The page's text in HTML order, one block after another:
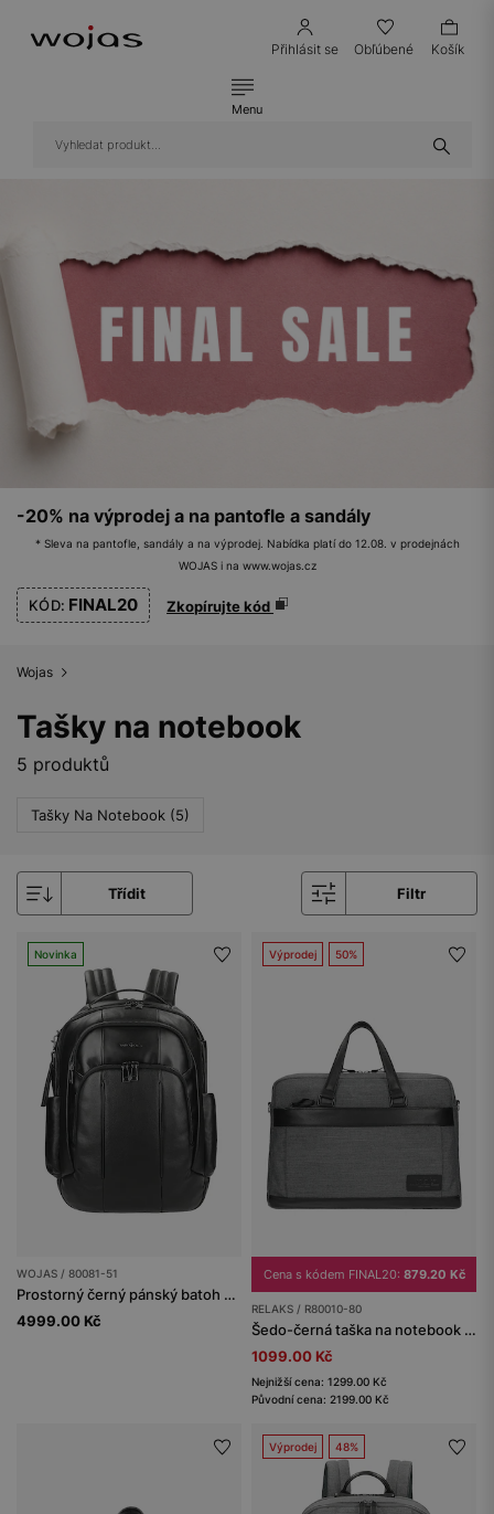
Přihlásit se Obľúbené Košík
Menu
-20% na výprodej a na pantofle a sandály
* Sleva na pantofle, sandály a na výprodej. Nabídka platí do 12.08. v prodejnách
WOJAS i na www.wojas.cz
KÓD: FINAL20 Zkopírujte kód
Wojas
Tašky na notebook
5 produktů
Tašky Na Notebook (5)
Třídit Filtr
Novinka
WOJAS / 80081-51
Prostorný černý pánský batoh z hladké kůže
4999.00 Kč
Výprodej 50%
Cena s kódem FINAL20: 879.20 Kč
RELAKS / R80010-80
Šedo-černá taška na notebook s koženými prvky RELAKS
1099.00 Kč
Nejnižší cena: 1299.00 Kč
Původní cena: 2199.00 Kč
Výprodej 48%